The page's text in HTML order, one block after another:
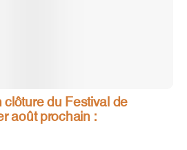
clôture du Festival de
août prochain :